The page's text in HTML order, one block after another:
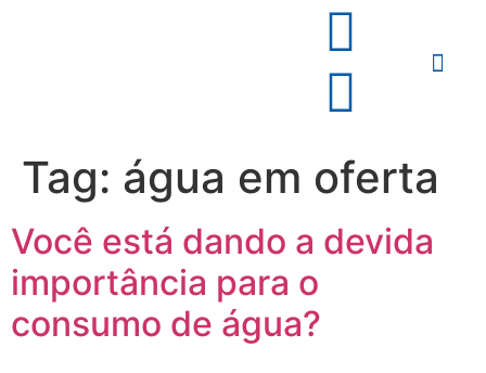
Tag: água em oferta
Você está dando a devida
importância para o
consumo de água?